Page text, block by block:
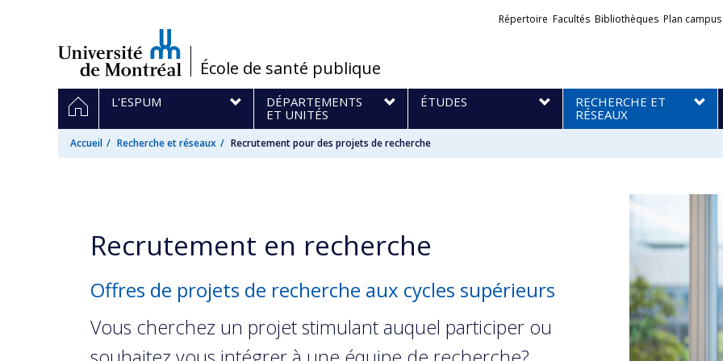
/École de santé publique
Liens
Répertoire Facultés Bibliothèques Plan campus
Navigation
principale
ACCUEIL
L'ESPUM
DÉPARTEMENTS
ET UNITÉS
ÉTUDES
RECHERCHE ET
RÉSEAUX
Accueil Recherche et réseaux Recrutement pour des projets de recherche
Recrutement en recherche
Offres de projets de recherche aux cycles supérieurs
Vous cherchez un projet stimulant auquel participer ou